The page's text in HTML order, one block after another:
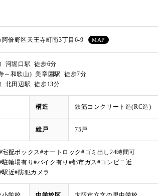
倍野区天王寺町南3丁目6-9 MAP
河堀口駅 徒歩6分
～和歌山) 美章園駅 徒歩7分
北田辺駅 徒歩13分
構造 鉄筋コンクリート造(RC造)
総戸 75戸
宅配ボックス#オートロック#ゴミ出し24時間可
駐輪場有り#バイク有り #都市ガス#コンビニ近
駅近#防犯カメラ